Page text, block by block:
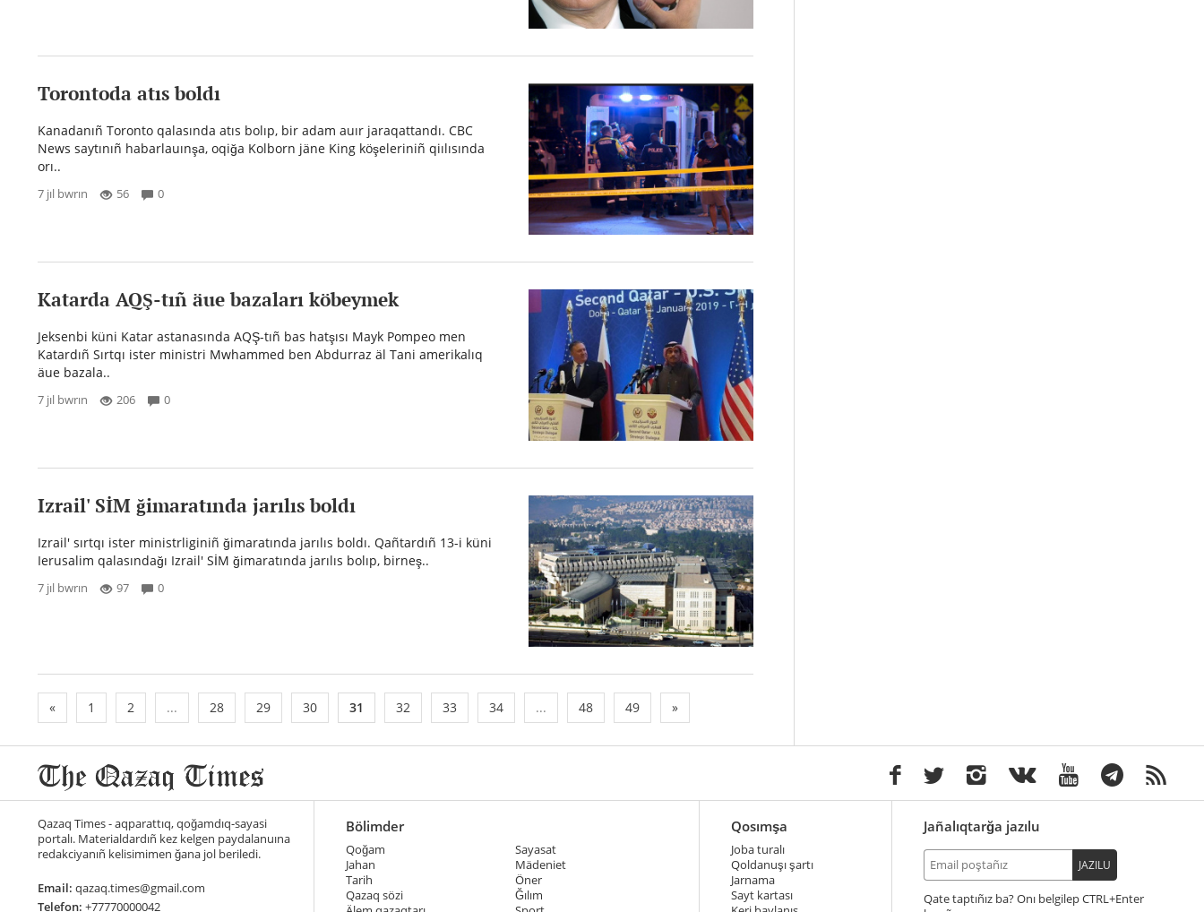
Torontoda atıs boldı
Kanadanıñ Toronto qalasında atıs bolıp, bir adam auır jaraqattandı. CBC
News saytınıñ habarlauınşa, oqiğa Kolborn jäne King köşeleriniñ qiılısında
orı..
7 jıl bwrın 56 0
Katarda AQŞ-tıñ äue bazaları köbeymek
Jeksenbi küni Katar astanasında AQŞ-tıñ bas hatşısı Mayk Pompeo men
Katardıñ Sırtqı ister ministri Mwhammed ben Abdurraz äl Tani amerikalıq
äue bazala..
7 jıl bwrın 206 0
Izrail' SİM ğimaratında jarılıs boldı
Izrail' sırtqı ister ministrliginiñ ğimaratında jarılıs boldı. Qañtardıñ 13-i küni
Ierusalim qalasındağı Izrail' SİM ğimaratında jarılıs bolıp, birneş..
7 jıl bwrın 97 0
« 1 2 ... 28 29 30 31 32 33 34 ... 48 49 »
Qazaq Times - aqparattıq, qoğamdıq-sayasi
portalı. Materialdardıñ kez kelgen paydalanuına
redakciyanıñ kelisimimen ğana jol beriledi.
Email: qazaq.times@gmail.com
Telefon: +77770000042
Bölimder
Qoğam
Jahan
Tarih
Qazaq sözi
Sayasat
Mädeniet
Öner
Ğılım
Qosımşa
Joba turalı
Qoldanuşı şartı
Jarnama
Sayt kartası
Jañalıqtarğa jazılu
JAZILU
Qate taptıñız ba? Onı belgilep
+Enter